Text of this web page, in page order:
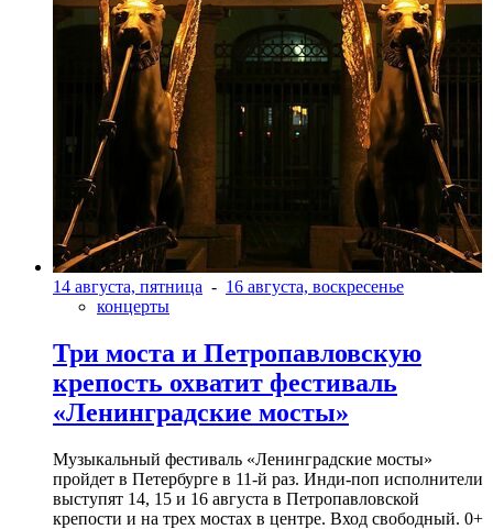
14 августа, пятница - 16 августа, воскресенье
концерты
Три моста и Петропавловскую
крепость охватит фестиваль
«Ленинградские мосты»
Музыкальный фестиваль «Ленинградские мосты»
пройдет в Петербурге в 11-й раз. Инди-поп исполнители
выступят 14, 15 и 16 августа в Петропавловской
крепости и на трех мостах в центре. Вход свободный. 0+